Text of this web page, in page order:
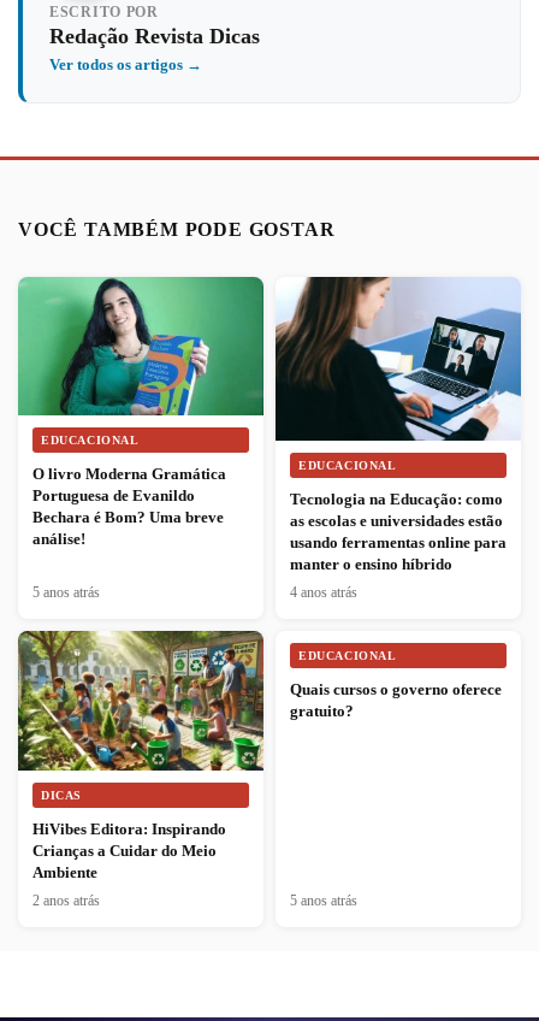
ESCRITO POR
Redação Revista Dicas
Ver todos os artigos →
VOCÊ TAMBÉM PODE GOSTAR
EDUCACIONAL
O livro Moderna Gramática
Portuguesa de Evanildo
Bechara é Bom? Uma breve
análise!
5 anos atrás
EDUCACIONAL
Tecnologia na Educação: como
as escolas e universidades estão
usando ferramentas online para
manter o ensino híbrido
4 anos atrás
DICAS
HiVibes Editora: Inspirando
Crianças a Cuidar do Meio
Ambiente
2 anos atrás
EDUCACIONAL
Quais cursos o governo oferece
gratuito?
5 anos atrás